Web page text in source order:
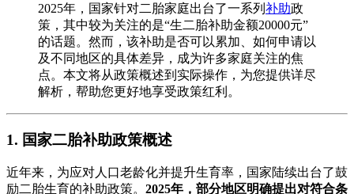
2025年，国家针对二胎家庭出台了一系列 补助政
策，其中较为关注的是“生二胎补助金额20000元”
的话题。然而，该补助是否可以累加、如何申请以
及不同地区的具体差异，成为许多家庭关注的焦
点。本文将从政策概述到实际操作，为您提供详尽
解析，帮助您更好地享受政策红利。
1. 国家二胎补助政策概述
近年来，为应对人口老龄化并提升生育率，国家陆续出台了鼓
励二胎生育的补助政策。 2025年，部分地区明确提出对符合条